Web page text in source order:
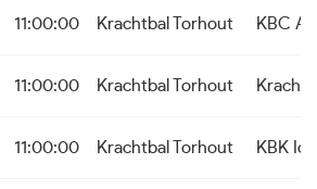
11:00:00 Krachtbal Torhout KBC
11:00:00 Krachtbal Torhout
11:00:00 Krachtbal Torhout KBK